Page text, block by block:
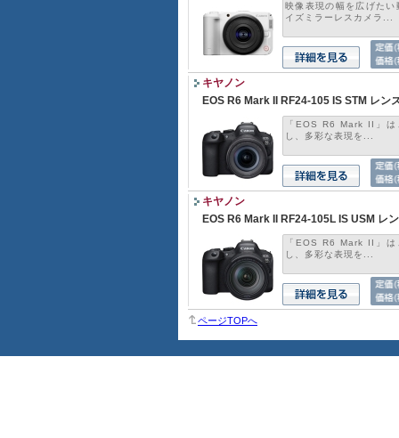
映像表現の幅を広げた
イズミラーレスカメラ...
キヤノン
EOS R6 Mark II RF24-105 IS STM レン
「EOS R6 Mark II」
し、多彩な表現を...
キヤノン
EOS R6 Mark II RF24-105L IS USM レ
「EOS R6 Mark II」
し、多彩な表現を...
ページTOPへ